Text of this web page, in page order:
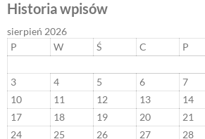
Historia wpisów
sierpień 2026
P
W Ś C P
3
4 5 6 7
10
11 12 13 14
17
18 19 20 21
24
25 26 27 28